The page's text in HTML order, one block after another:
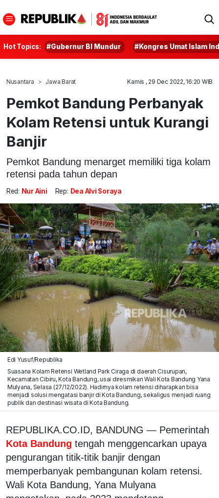
Hot Topics: #Gubernur BI Mundur #Kongres Umat Islam
Nusantara Jawa Barat Kamis , 29 Dec 2022, 16:20 WIB
Pemkot Bandung Perbanyak
Kolam Retensi untuk Kurangi
Banjir
Pemkot Bandung menarget memiliki tiga kolam
retensi pada tahun depan
Red: Nur Aini Rep: Dea Alvi Soraya
Edi Yusuf/Republika
Suasana Kolam Retensi Wetland Park Ciraga di daerah Cisurupan,
Kecamatan Cibiru, Kota Bandung, usai diresmikan Wali Kota Bandung Yana
Mulyana, Selasa (27/12/2022). Hadirnya kolam retensi diharapkan bisa
menjadi solusi mengatasi banjir di Kota Bandung, sekaligus menjadi ruang
publik dan destinasi wisata di Kota Bandung.
REPUBLIKA.CO.ID, BANDUNG — Pemerintah
Kota Bandung tengah menggencarkan upaya
pengurangan titik-titik banjir dengan
memperbanyak pembangunan kolam retensi.
Wali Kota Bandung, Yana Mulyana